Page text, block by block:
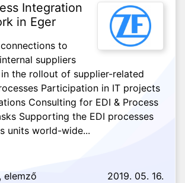
Integration
in Eger
to
suppliers
the rollout of supplier-related
Participation in IT projects
Consulting for EDI & Process
Supporting the EDI processes
units world-wide...
elemző 2019. 05. 16.